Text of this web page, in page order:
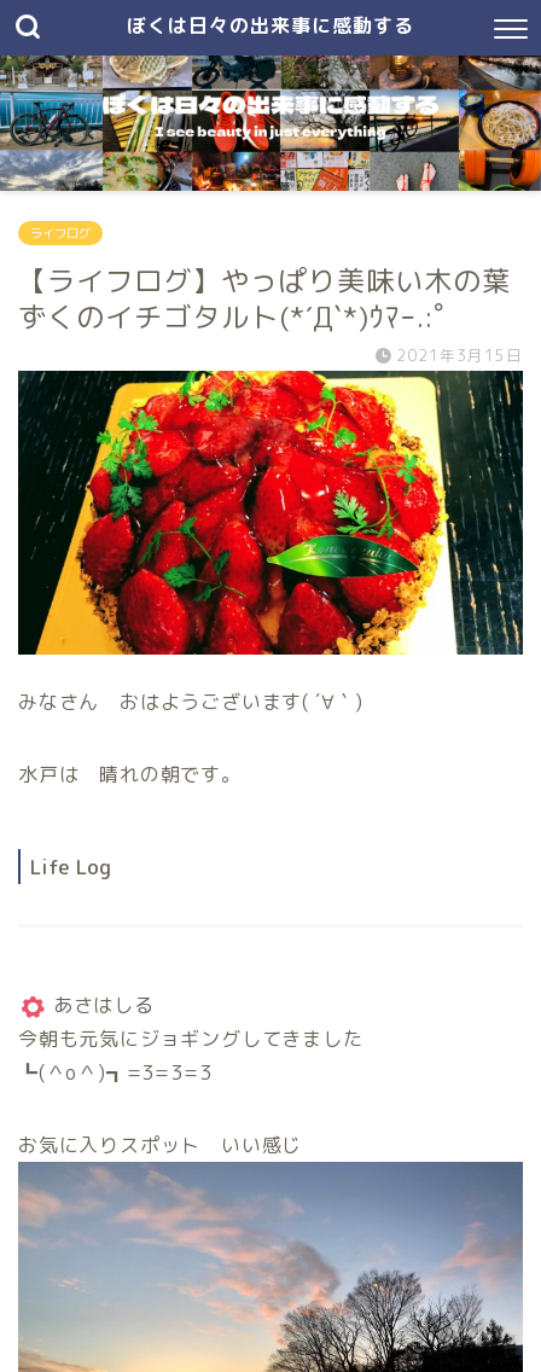
ぼくは日々の出来事に感動する
ライフログ
【ライフログ】やっぱり美味い木の葉
ずくのイチゴタルト(*´Д`*)ｳﾏｰ.:ﾟ
2021年3月15日
みなさん おはようございます( ´∀｀)
水戸は 晴れの朝です。
Life Log
あさはしる
今朝も元気にジョギングしてきました
┗(＾o＾)┓=3=3=3
お気に入りスポット いい感じ